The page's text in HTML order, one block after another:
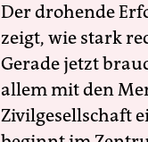
Der drohende
zeigt, wie stark
Gerade jetzt
allem mit den
Zivilgesellschaft